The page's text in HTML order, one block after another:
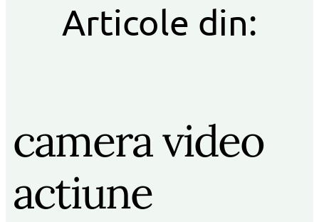
Articole din:
camera video
actiune